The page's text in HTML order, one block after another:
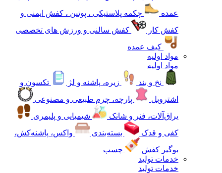
عمده
چکمه پلاستیکی ، پوتین ، کفش ایمنی و
کفش کار
کفش سالنی و ورزش های تخصصی
کیف عمده
مواد اولیه
مواد اولیه
نخ و بند
زیره، پاشنه و لژ
تکسون و
اشتروبل
پارچه، چرم طبیعی و مصنوعی
یراق‌آلات، فنر و شانک
شیمیایی و پلیمری
کفی و قدک
بسته‌بندی
واکس، پاشنه‌کش،
بوگیر کفش
چسب
خدمات تولید
خدمات تولید